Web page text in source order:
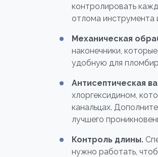
контролировать
отлома инструмента
Механическая
наконечники,
удобную для
Антисептическая
хлоргексидином,
канальцах.
лучшего
Контроль длины.
нужно работать,